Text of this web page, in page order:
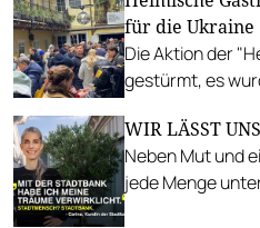
verpassen.
für die Ukraine
Die Aktion der
gestürmt, es
Aktionen von
folgen.
WIR LÄSST
Neben Mut und
jede Menge